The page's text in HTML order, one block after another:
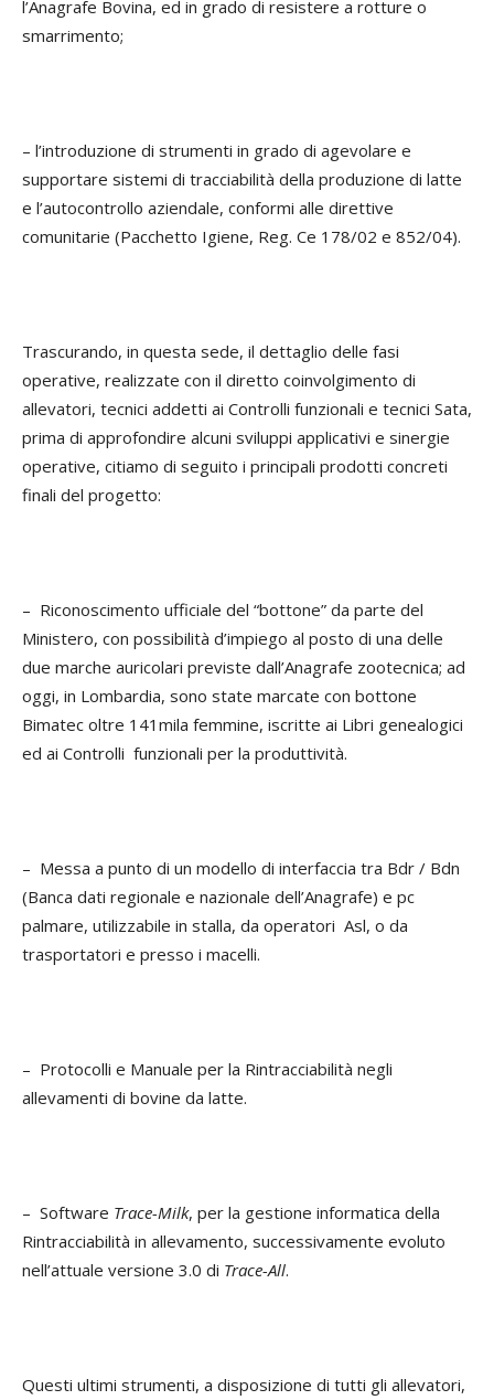
l’Anagrafe Bovina, ed in grado di resistere a rotture o
smarrimento;
– l’introduzione di strumenti in grado di agevolare e
supportare sistemi di tracciabilità della produzione di latte
e l’autocontrollo aziendale, conformi alle direttive
comunitarie (Pacchetto Igiene, Reg. Ce 178/02 e 852/04).
Trascurando, in questa sede, il dettaglio delle fasi
operative, realizzate con il diretto coinvolgimento di
allevatori, tecnici addetti ai Controlli funzionali e tecnici Sata,
prima di approfondire alcuni sviluppi applicativi e sinergie
operative, citiamo di seguito i principali prodotti concreti
finali del progetto:
– Riconoscimento ufficiale del “bottone” da parte del
Ministero, con possibilità d’impiego al posto di una delle
due marche auricolari previste dall’Anagrafe zootecnica; ad
oggi, in Lombardia, sono state marcate con bottone
Bimatec oltre 141mila femmine, iscritte ai Libri genealogici
ed ai Controlli funzionali per la produttività.
– Messa a punto di un modello di interfaccia tra Bdr / Bdn
(Banca dati regionale e nazionale dell’Anagrafe) e pc
palmare, utilizzabile in stalla, da operatori Asl, o da
trasportatori e presso i macelli.
– Protocolli e Manuale per la Rintracciabilità negli
allevamenti di bovine da latte.
– Software Trace-Milk, per la gestione informatica della
Rintracciabilità in allevamento, successivamente evoluto
nell’attuale versione 3.0 di Trace-All.
Questi ultimi strumenti, a disposizione di tutti gli allevatori,